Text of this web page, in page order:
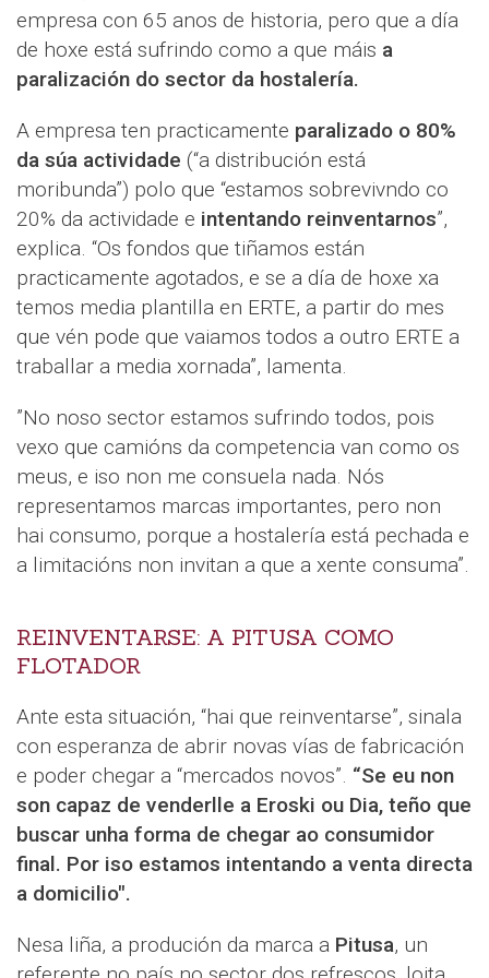
empresa con 65 anos de historia, pero que a día
de hoxe está sufrindo como a que máis a
paralización do sector da hostalería.
A empresa ten practicamente paralizado o 80%
da súa actividade (“a distribución está
moribunda”) polo que “estamos sobrevivndo co
20% da actividade e intentando reinventarnos”,
explica. “Os fondos que tiñamos están
practicamente agotados, e se a día de hoxe xa
temos media plantilla en ERTE, a partir do mes
que vén pode que vaiamos todos a outro ERTE a
traballar a media xornada”, lamenta.
”No noso sector estamos sufrindo todos, pois
vexo que camións da competencia van como os
meus, e iso non me consuela nada. Nós
representamos marcas importantes, pero non
hai consumo, porque a hostalería está pechada e
a limitacións non invitan a que a xente consuma”.
REINVENTARSE: A PITUSA COMO
FLOTADOR
Ante esta situación, “hai que reinventarse”, sinala
con esperanza de abrir novas vías de fabricación
e poder chegar a “mercados novos”. “Se eu non
son capaz de venderlle a Eroski ou Dia, teño que
buscar unha forma de chegar ao consumidor
final. Por iso estamos intentando a venta directa
a domicilio".
Nesa liña, a produción da marca a Pitusa, un